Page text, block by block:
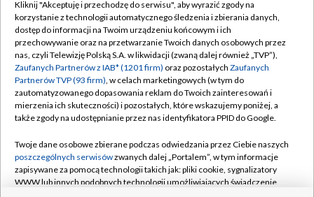
TVP
Abonament TVP
Emisja w TVP
Centrum informacji TVP
Naziemna Telewizja Cyfrowa
Rada Programowa
System NOS
Regulamin TVP
Polityka prywatności
Moje zgody
Pomoc
Kontakt
Kliknij "Akceptuję i przechodzę do serwisu", aby wyrazić zgody na
korzystanie z technologii automatycznego śledzenia i zbierania danych,
dostęp do informacji na Twoim urządzeniu końcowym i ich
przechowywanie oraz na przetwarzanie Twoich danych osobowych przez
nas, czyli Telewizję Polską S.A. w likwidacji (zwaną dalej również „TVP”),
Zaufanych Partnerów z IAB* (1201 firm) oraz pozostałych Zaufanych
Partnerów TVP (93 firm), w celach marketingowych (w tym do
zautomatyzowanego dopasowania reklam do Twoich zainteresowań i
mierzenia ich skuteczności) i pozostałych, które wskazujemy poniżej, a
także zgody na udostępnianie przez nas identyfikatora PPID do Google.
Twoje dane osobowe zbierane podczas odwiedzania przez Ciebie naszych
poszczególnych serwisówzwanych dalej „Portalem”, w tym informacje
zapisywane za pomocą technologii takich jak: pliki cookie, sygnalizatory
WWW lub innych podobnych technologii umożliwiających świadczenie